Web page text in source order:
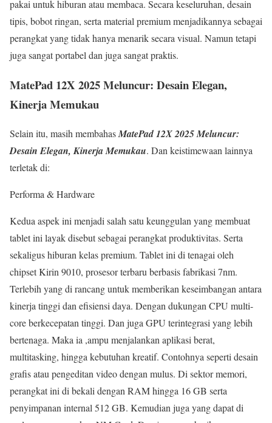
pakai untuk hiburan atau membaca. Secara keseluruhan, desain
tipis, bobot ringan, serta material premium menjadikannya sebagai
perangkat yang tidak hanya menarik secara visual. Namun tetapi
juga sangat portabel dan juga sangat praktis.
MatePad 12X 2025 Meluncur: Desain Elegan,
Kinerja Memukau
Selain itu, masih membahasMatePad 12X 2025 Meluncur:
Desain Elegan, Kinerja Memukau. Dan keistimewaan lainnya
terletak di:
Performa & Hardware
Kedua aspek ini menjadi salah satu keunggulan yang membuat
tablet ini layak disebut sebagai perangkat produktivitas. Serta
sekaligus hiburan kelas premium. Tablet ini di tenagai oleh
chipset Kirin 9010, prosesor terbaru berbasis fabrikasi 7nm.
Terlebih yang di rancang untuk memberikan keseimbangan antara
kinerja tinggi dan efisiensi daya. Dengan dukungan CPU multi-
core berkecepatan tinggi. Dan juga GPU terintegrasi yang lebih
bertenaga. Maka ia ,ampu menjalankan aplikasi berat,
multitasking, hingga kebutuhan kreatif. Contohnya seperti desain
grafis atau pengeditan video dengan mulus. Di sektor memori,
perangkat ini di bekali dengan RAM hingga 16 GB serta
penyimpanan internal 512 GB. Kemudian juga yang dapat di